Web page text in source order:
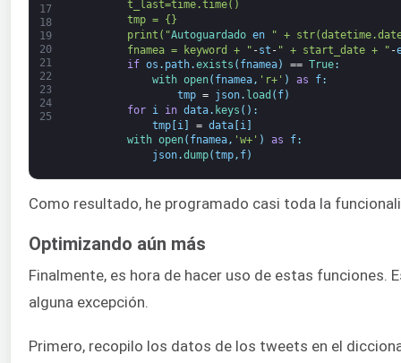
17
18
19
20
21
22
23
24
25
t_last=time.time()
tmp = {}
print("Autoguardado en
" +
fnamea = keyword + " -st - " + start_date + " -
if os . path.exists ( fnamea) == True:
with open( fnamea, 'r+' ) as f:
tmp = json. load ( f)
for
i in data. keys ( ) :
tmp[i ] = data[i ]
with open( fnamea, 'w+' ) as f:
json.dump(tmp, f)
Como resultado, he programado casi toda la
Optimizando aún más
Finalmente, es hora de hacer uso de estas funciones.
alguna excepción.
Primero, recopilo los datos de los tweets en el